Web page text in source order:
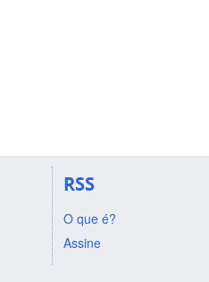
RSS
O que é?
Assine